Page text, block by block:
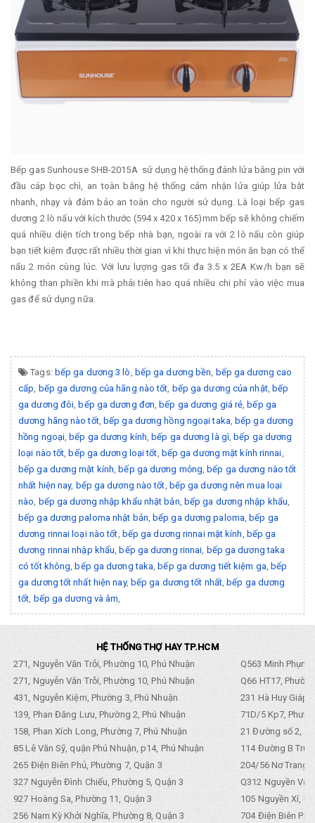
Bếp gas Sunhouse SHB-2015A sử dụng hệ thống đánh lửa bằng pin với
đầu cáp bọc chì, an toàn bằng hệ thống cảm nhận lửa giúp lửa bắt
nhanh, nhạy và đảm bảo an toàn cho người sử dụng. Là loại bếp gas
dương 2 lò nấu với kích thước (594 x 420 x 165)mm bếp sẽ không chiếm
quá nhiều diện tích trong bếp nhà bạn, ngoài ra với 2 lò nấu còn giúp
bạn tiết kiệm được rất nhiều thời gian vì khi thực hiện món ăn bạn có thể
nấu 2 món cùng lúc. Với lưu lượng gas tối đa 3.5 x 2EA Kw/h bạn sẽ
không than phiền khi mà phải tiên hao quá nhiều chi phí vào việc mua
gas để sử dụng nữa.
Tags: bếp ga dương 3 lò bếp ga dương bền bếp ga dương cao
cấp bếp ga dương của hãng nào tốt bếp ga dương của nhật, bếp
ga dương đôi ,bếp ga dương đơn ,bếp ga dương giá rẻ ,bếp ga
dương hãng nào tốt,bếp ga dương hồng ngoại taka ,bếp ga dương
hồng ngoại ,bếp ga dương kính ,bếp ga dương là gì ,bếp ga dương
loại nào tốt ,bếp ga dương loại tốt bếp ga dương mặt kính rinnai
bếp ga dương mặt kính ,bếp ga dương mỏng ,bếp ga dương nào tốt
nhất hiện nay, bếp ga dương nào tốt bếp ga dương nên mua loại
nào bếp ga dương nhập khẩu nhật bản bếp ga dương nhập khẩu
bếp ga dương paloma nhật bản ,bếp ga dương paloma ,bếp ga
dương rinnai loại nào tốt bếp ga dương rinnai mặt kính bếp ga
dương rinnai nhập khẩu ,bếp ga dương rinnai bếp ga dương taka
có tốt không ,bếp ga dương taka ,bếp ga dương tiết kiệm ga ,bếp
ga dương tốt nhất hiện nay, bếp ga dương tốt nhất,bếp ga dương
tốt bếp ga dương và âm
HỆ THỐNG THỢ HAY TP.HCM
271, Nguyễn Văn Trỗi, Phường 10, Phú Nhuận
Q563 Minh
271, Nguyễn Văn Trỗi, Phường 10, Phú Nhuận
Q66 HT17,
431, Nguyễn Kiệm, Phường 3, Phú Nhuận
231 Hà Huy Giáp,
139, Phan Đăng Lưu, Phường 2, Phú Nhuận
71D/5 Kp7,
158, Phan Xích Long, Phường 7, Phú Nhuận
21 Đường số 2,
85 Lê Văn Sỹ, quận Phú Nhuận, p14, Phú Nhuận
114 Đường B
265 Điện Biên Phủ, Phường 7, Quận 3
204/56 Nơ Trang
327 Nguyễn Đình Chiểu, Phường 5, Quận 3
Q312 Nguyền
927 Hoàng Sa, Phường 11, Quận 3
105 Nguyền Xí,
256 Nam Kỳ Khởi Nghĩa, Phường 8, Quận 3
704 Điện Biên